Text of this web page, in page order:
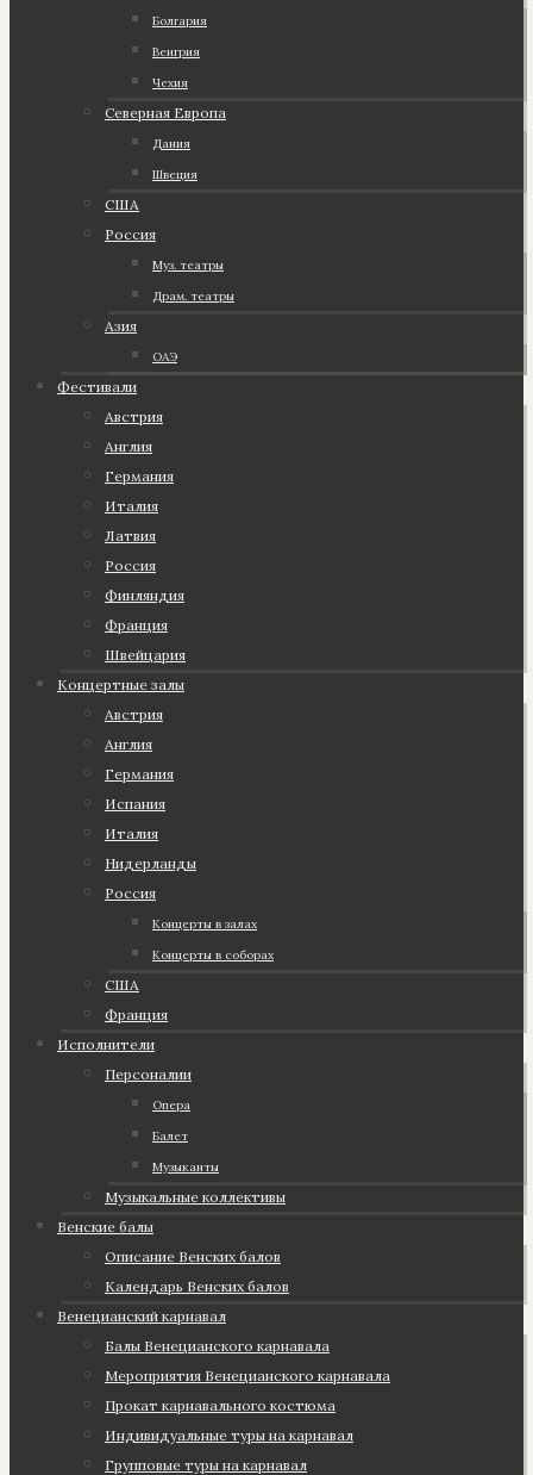
Болгария
Венгрия
Чехия
Северная Европа
Дания
Швеция
США
Россия
Муз. театры
Драм. театры
Азия
ОАЭ
Фестивали
Австрия
Англия
Германия
Италия
Латвия
Россия
Финляндия
Франция
Швейцария
Концертные залы
Австрия
Англия
Германия
Испания
Италия
Нидерланды
Россия
Концерты в залах
Концерты в соборах
США
Франция
Исполнители
Персоналии
Опера
Балет
Музыканты
Музыкальные коллективы
Венские балы
Описание Венских балов
Календарь Венских балов
Венецианский карнавал
Балы Венецианского карнавала
Мероприятия Венецианского карнавала
Прокат карнавального костюма
Индивидуальные туры на карнавал
Групповые туры на карнавал